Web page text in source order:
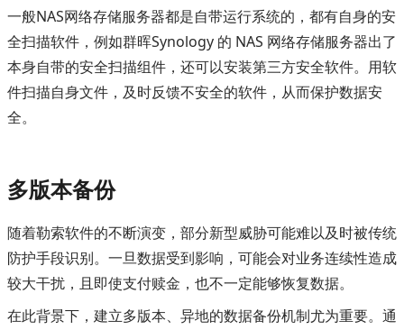
一般NAS网络存储服务器都是自带运行系统的，都有自身的安
全扫描软件，例如群晖Synology 的 NAS 网络存储服务器出了
本身自带的安全扫描组件，还可以安装第三方安全软件。用软
件扫描自身文件，及时反馈不安全的软件，从而保护数据安
全。
多版本备份
随着勒索软件的不断演变，部分新型威胁可能难以及时被传统
防护手段识别。一旦数据受到影响，可能会对业务连续性造成
较大干扰，且即使支付赎金，也不一定能够恢复数据。
在此背景下，建立多版本、异地的数据备份机制尤为重要。通